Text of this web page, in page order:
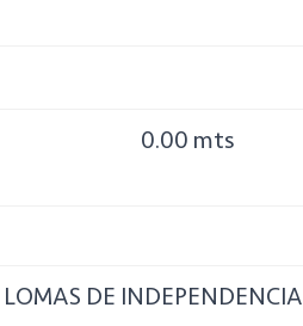
0.00 mts
LOMAS DE INDEPENDENCIA